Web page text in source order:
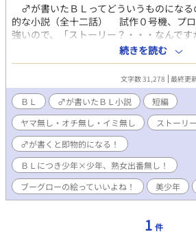
♂が書いたＢＬってどういうものになる
的な小説（全十二話） 試作０号機、プ
強いので、「ストーリー？・・・なんで
の？」・・・状態！ やっぱりですねぇ
なのです。 他の私の落書きをご覧頂け
人的には「少年と熟女」というテーマを
す。 しかし、「少年と熟女」というの
味」を内包しているテーマとも言えます
の「男の娘」というのも、実は少年フェチ
えば言えなくもない気がします・・・・
で「ＢＬ」というジャンルを手探りで書き
ていて、ふとあることに気が付きました
のは、イロイロと「即物的」になってし
独特の「耽美感」が希薄なのです！ これ
ある意味仕方のない部分でもある気がしま
の「官能」は「◯◯で始まり、◯◯で終わ
メカニカルなものなのです！（伏せ字だら
け！） ※このあたりは、「燃えよドラゴ
続きを読む
文字数 31,278 最終更
ＢＬ ♂が書いたＢＬ小説
短編
ヤマ無し・オチ無し・イミ無し
ストーリ
♂が書くと即物的になる！
ＢＬにつき少年×少年、熟女出番無し！
ブーグローの絵っていいよね！
美少年
1 件